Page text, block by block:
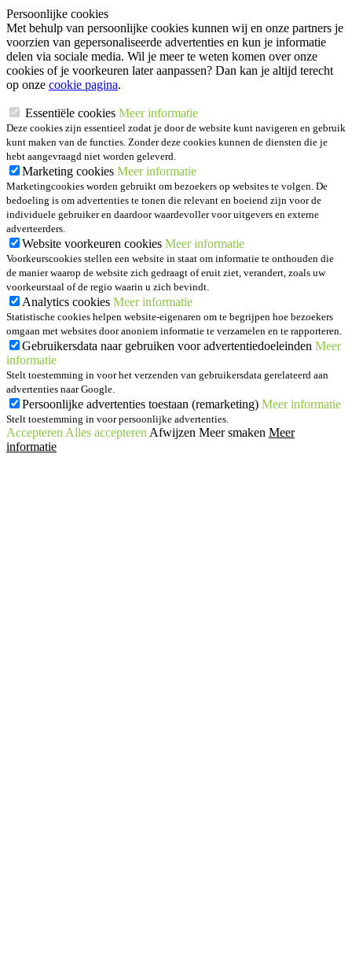
Persoonlijke cookies
Met behulp van persoonlijke cookies kunnen wij en onze partners je
voorzien van gepersonaliseerde advertenties en kun je informatie
delen via sociale media. Wil je meer te weten komen over onze
cookies of je voorkeuren later aanpassen? Dan kan je altijd terecht
op onze cookie pagina.
Essentiële cookies Meer informatie
Deze cookies zijn essentieel zodat je door de website kunt navigeren en gebruik
kunt maken van de functies. Zonder deze cookies kunnen de diensten die je
hebt aangevraagd niet worden geleverd.
Marketing cookies Meer informatie
Marketingcookies worden gebruikt om bezoekers op websites te volgen. De
bedoeling is om advertenties te tonen die relevant en boeiend zijn voor de
individuele gebruiker en daardoor waardevoller voor uitgevers en externe
adverteerders.
Website voorkeuren cookies Meer informatie
Voorkeurscookies stellen een website in staat om informatie te onthouden die
de manier waarop de website zich gedraagt of eruit ziet, verandert, zoals uw
voorkeurstaal of de regio waarin u zich bevindt.
Analytics cookies Meer informatie
Statistische cookies helpen website-eigenaren om te begrijpen hoe bezoekers
omgaan met websites door anoniem informatie te verzamelen en te rapporteren.
Gebruikersdata naar gebruiken voor advertentiedoeleinden Meer
informatie
Stelt toestemming in voor het verzenden van gebruikersdata gerelateerd aan
advertenties naar Google.
Persoonlijke advertenties toestaan (remarketing) Meer informatie
Stelt toestemming in voor persoonlijke advertenties.
Accepteren Alles accepteren Afwijzen Meer smaken Meer
informatie